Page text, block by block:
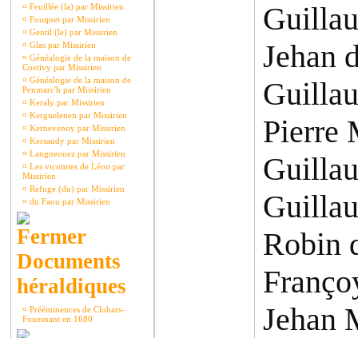
¤ Feuillée (la) par Missirien
¤ Fouquet par Missirien
¤ Gentil (le) par Missirien
¤ Glas par Missirien
¤ Généalogie de la maison de
Coetivy par Missirien
¤ Généalogie de la maison de
Penmarc'h par Missirien
¤ Keraly par Missirien
¤ Kerguelenen par Missirien
¤ Kernevenoy par Missirien
¤ Kersaudy par Missirien
¤ Langueouez par Missirien
¤ Les vicomtes de Léon par
Missirien
¤ Refuge (du) par Missirien
¤ du Faou par Missirien
Documents
héraldiques
¤ Prééminences de Clohars-
Fouesnant en 1680
Jehan
Pierre
Robin
Jehan